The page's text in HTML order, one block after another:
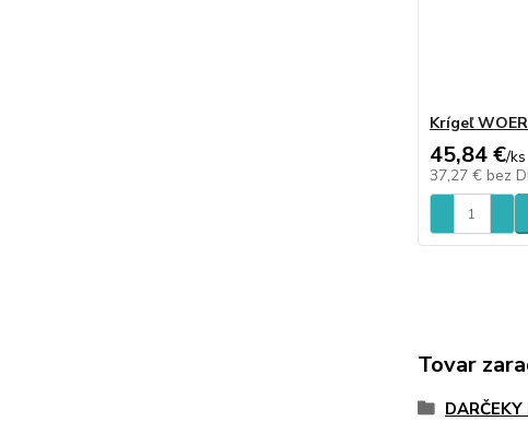
Krígeľ
45,84 €/ks
37,27 € bez
Tovar